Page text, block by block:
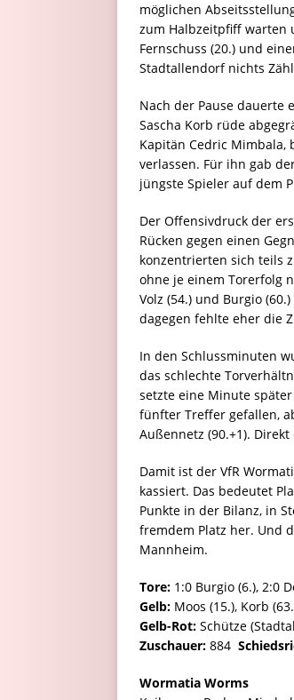
möglichen
zum Halbzeitpfiff warten
Fernschuss (20.) und
Stadtallendorf nichts
Nach der Pause dauerte
Sascha Korb rüde
Kapitän Cedric Mimbala,
verlassen. Für ihn gab
jüngste Spieler auf dem
Der Offensivdruck der
Rücken gegen einen
konzentrierten sich teils
ohne je einem Torerfolg
Volz (54.) und Burgio
dagegen fehlte eher die
In den Schlussminuten
das schlechte
setzte eine Minute
fünfter Treffer gefallen,
Außennetz (90.+1).
Damit ist der VfR
kassiert. Das bedeutet
Punkte in der Bilanz, in
fremdem Platz her. Und
Mannheim.
Tore: 1:0 Burgio (6.), 2:0
Gelb: Moos (15.), Korb
Gelb-Rot: Schütze
Zuschauer: 884
Wormatia Worms